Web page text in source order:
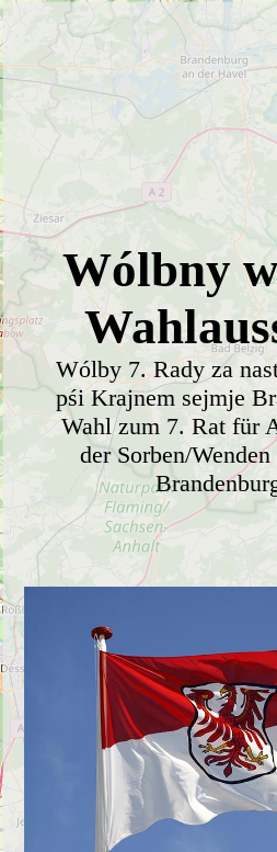
Wólbny
Wólby 7. Rady za
pśi Krajnem sejmje
Wahl zum 7. Rat für
der Sorben/